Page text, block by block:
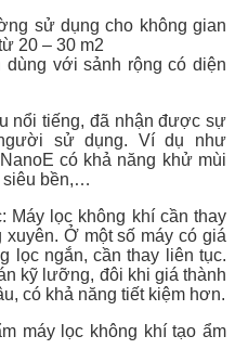
sử dụng cho không gian
20 – 30 m2
dùng với sảnh rộng có diện
nổi tiếng, đã nhận được sự
sử dụng. Ví dụ như
có khả năng khử mùi
siêu bền,…
Máy lọc không khí cần thay
Ở một số máy có giá
lọc ngắn, cần thay liên tục.
kỹ lưỡng, đôi khi giá thành
có khả năng tiết kiệm hơn.
máy lọc không khí tạo ẩm